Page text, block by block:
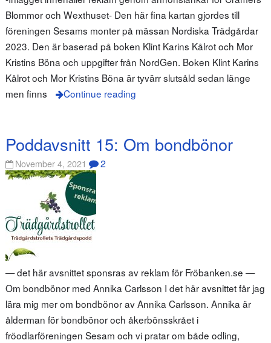
Blommor och Wexthuset- Den här fina kartan gjordes till
föreningen Sesams monter på mässan Nordiska Trädgårdar
2023. Den är baserad på boken Klint Karins Kålrot och Mor
Kristins Böna och uppgifter från NordGen. Boken Klint Karins
Kålrot och Mor Kristins Böna är tyvärr slutsåld sedan länge
men finns
Continue reading
Poddavsnitt 15: Om bondbönor
November 4, 2021 2
— det här avsnittet sponsras av reklam för Fröbanken.se —
Om bondbönor med Annika Carlsson I det här avsnittet får jag
lära mig mer om bondbönor av Annika Carlsson. Annika är
ålderman för bondbönor och åkerbönsskrået i
fröodlarföreningen Sesam och vi pratar om både odling,